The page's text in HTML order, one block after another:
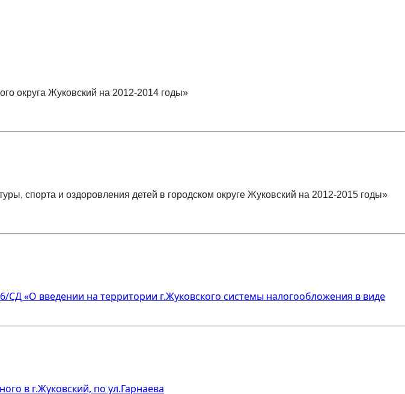
округа Жуковский на 2012-2014 годы»
спорта и оздоровления детей в городском округе Жуковский на 2012-2015 годы»
«О введении на территории г.Жуковского системы налогообложения в виде
в г.Жуковский, по ул.Гарнаева